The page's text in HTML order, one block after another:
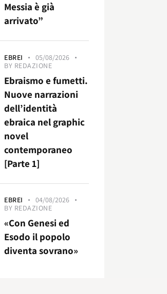
Messia è già
arrivato”
EBREI
05/08/2026
BY REDAZIONE
Ebraismo e fumetti.
Nuove narrazioni
dell’identità
ebraica nel graphic
novel
contemporaneo
[Parte 1]
EBREI
04/08/2026
BY REDAZIONE
«Con Genesi ed
Esodo il popolo
diventa sovrano»